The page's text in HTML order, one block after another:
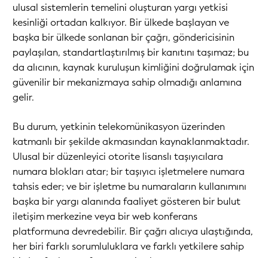
ulusal sistemlerin temelini oluşturan yargı yetkisi
kesinliği ortadan kalkıyor. Bir ülkede başlayan ve
başka bir ülkede sonlanan bir çağrı, göndericisinin
paylaşılan, standartlaştırılmış bir kanıtını taşımaz; bu
da alıcının, kaynak kuruluşun kimliğini doğrulamak için
güvenilir bir mekanizmaya sahip olmadığı anlamına
gelir.
Bu durum, yetkinin telekomünikasyon üzerinden
katmanlı bir şekilde akmasından kaynaklanmaktadır.
Ulusal bir düzenleyici otorite lisanslı taşıyıcılara
numara blokları atar; bir taşıyıcı işletmelere numara
tahsis eder; ve bir işletme bu numaraların kullanımını
başka bir yargı alanında faaliyet gösteren bir bulut
iletişim merkezine veya bir web konferans
platformuna devredebilir. Bir çağrı alıcıya ulaştığında,
her biri farklı sorumluluklara ve farklı yetkilere sahip